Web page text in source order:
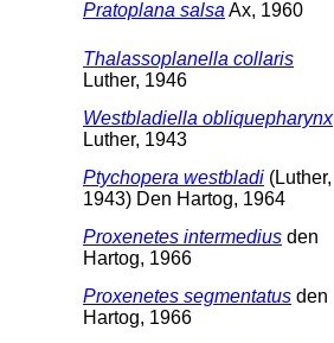
Pratoplana salsa Ax, 1960
Thalassoplanella collaris
Luther, 1946
Westbladiella obliquepharynx
Luther, 1943
Ptychopera westbladi (Luther,
1943) Den Hartog, 1964
Proxenetes intermedius den
Hartog, 1966
Proxenetes segmentatus den
Hartog, 1966